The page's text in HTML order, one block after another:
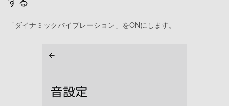
「ダイナミックバイブレーション」をONにします。